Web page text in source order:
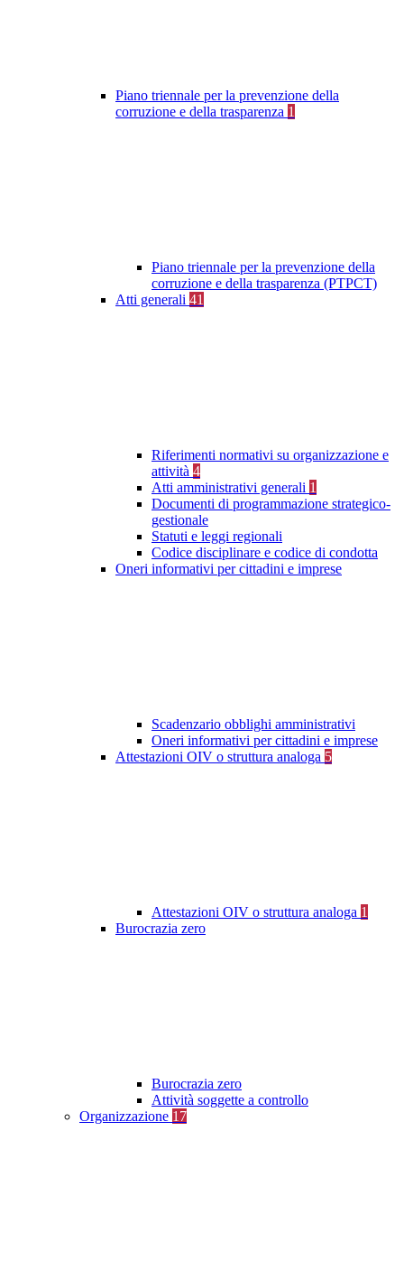
Piano triennale per la prevenzione della
corruzione e della trasparenza 1
Piano triennale per la prevenzione della
corruzione e della trasparenza (PTPCT)
Atti generali 41
Riferimenti normativi su organizzazione e
attività 4
Atti amministrativi generali 1
Documenti di programmazione strategico-
gestionale
Statuti e leggi regionali
Codice disciplinare e codice di condotta
Oneri informativi per cittadini e imprese
Scadenzario obblighi amministrativi
Oneri informativi per cittadini e imprese
Attestazioni OIV o struttura analoga 5
Attestazioni OIV o struttura analoga 1
Burocrazia zero
Burocrazia zero
Attività soggette a controllo
Organizzazione 17